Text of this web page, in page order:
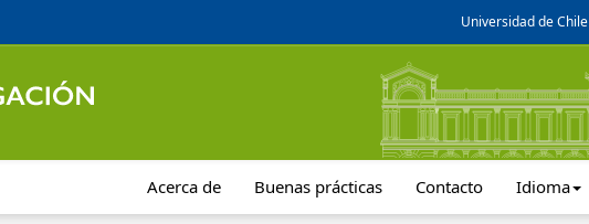
Universidad de Chile
Acerca de Buenas prácticas Contacto Idioma